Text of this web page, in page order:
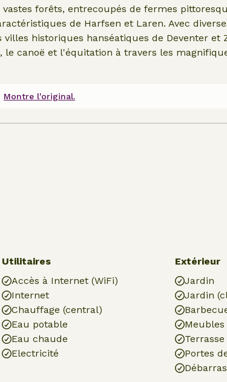
forêts, entrecoupés de fermes
de Harfsen et Laren. Avec
historiques hanséatiques de Deventer et
canoë et l'équitation à travers les
le musée MORE, les dégustations de vin,
Montre l'original.
Utilitaires
Accès à Internet (WiFi)
Internet
Chauffage (central)
Eau potable
Eau chaude
Electricité
Extérieur
Jardin
Jardin
Terrasse
Portes
Débarras